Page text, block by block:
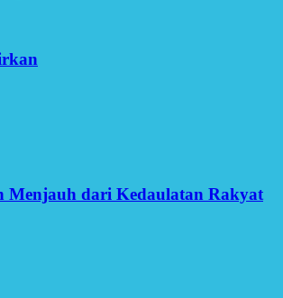
Menjauh dari Kedaulatan Rakyat